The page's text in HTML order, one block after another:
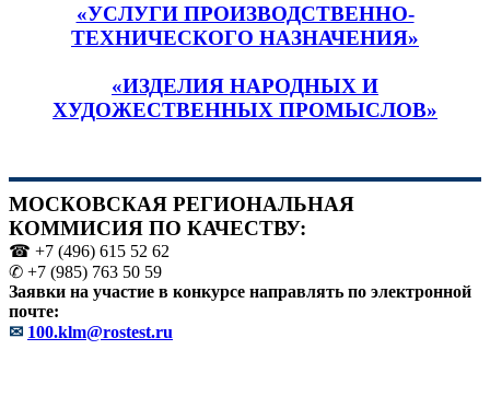
«УСЛУГИ ПРОИЗВОДСТВЕННО-
ТЕХНИЧЕСКОГО НАЗНАЧЕНИЯ»
«ИЗДЕЛИЯ НАРОДНЫХ И
ХУДОЖЕСТВЕННЫХ ПРОМЫСЛОВ»
МОСКОВСКАЯ РЕГИОНАЛЬНАЯ
КОММИСИЯ ПО КАЧЕСТВУ:
☎ +7 (496) 615 52 62
✆ +7 (985) 763 50 59
Заявки на участие в конкурсе направлять по электронной
почте:
✉ 100.klm@rostest.ru